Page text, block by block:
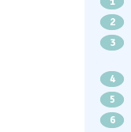
2
3
4
5
6